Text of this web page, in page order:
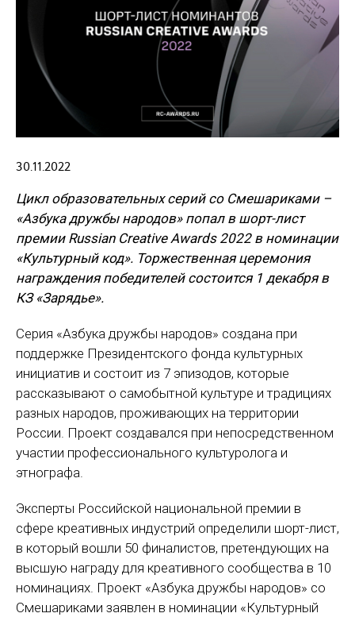
30.11.2022
Цикл образовательных серий со Смешариками –
«Азбука дружбы народов» попал в шорт-лист
премии Russian Creative Awards 2022 в номинации
«Культурный код». Торжественная церемония
награждения победителей состоится 1 декабря в
КЗ «Зарядье».
Серия «Азбука дружбы народов» создана при
поддержке Президентского фонда культурных
инициатив и состоит из 7 эпизодов, которые
рассказывают о самобытной культуре и традициях
разных народов, проживающих на территории
России. Проект создавался при непосредственном
участии профессионального культуролога и
этнографа.
Эксперты Российской национальной премии в
сфере креативных индустрий определили шорт-лист,
в который вошли 50 финалистов, претендующих на
высшую награду для креативного сообщества в 10
номинациях. Проект «Азбука дружбы народов» со
Смешариками заявлен в номинации «Культурный